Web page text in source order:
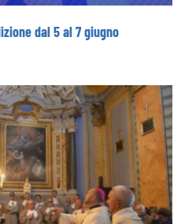
dal 5 al 7 giugno
in onore del primo
Felice da Cantalice